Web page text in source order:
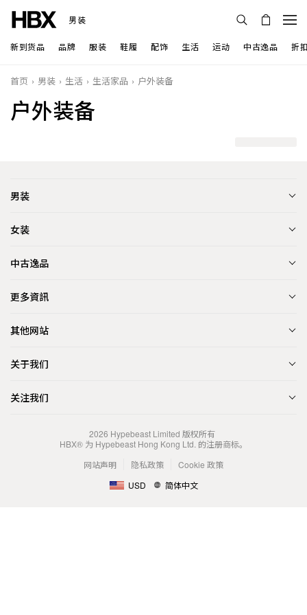
男装
新到货品 品牌 服装 鞋履 配饰 生活 运动 中古逸品 折
首页 男装 生活 生活家品 户外装备
户外装备
男装
女装
中古逸品
更多資訊
其他网站
关于我们
关注我们
2026 Hypebeast Limited 版权所有
HBX® 为 Hypebeast Hong Kong Ltd. 的注册商标。
网站声明
隐私政策
Cookie 政策
USD
简体中文